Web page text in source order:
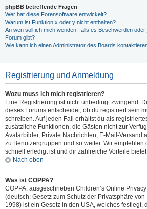
phpBB betreffende Fragen
Wer hat diese Forensoftware entwickelt?
Warum ist Funktion x oder y nicht enthalten?
An wen soll ich mich wenden, falls es Beschwerden
Forum gibt?
Wie kann ich einen Administrator des Boards
Registrierung und Anmeldung
Wozu muss ich mich registrieren?
Eine Registrierung ist nicht unbedingt zwingend.
dieses Forums entscheidet, ob du registriert sein
schreiben. Auf jeden Fall erhältst du als
zusätzliche Funktionen, die Gästen nicht zur
Avatarbilder, Private Nachrichten, E-Mail-Versand
zu Benutzergruppen und so weiter. Wir empfehlen
schnell erledigt ist und dir zahlreiche Vorteile
Nach oben
Was ist COPPA?
COPPA, ausgeschrieben Children’s Online
(deutsch: Gesetz zum Schutz der Privatsphäre
1998) ist ein Gesetz in den USA, welches festlegt,